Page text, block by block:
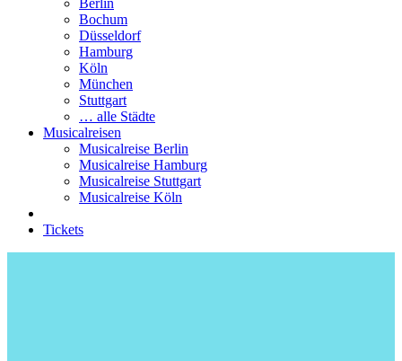
Berlin
Bochum
Düsseldorf
Hamburg
Köln
München
Stuttgart
… alle Städte
Musicalreisen
Musicalreise Berlin
Musicalreise Hamburg
Musicalreise Stuttgart
Musicalreise Köln
Tickets